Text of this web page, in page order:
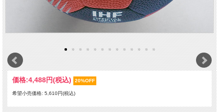
価格:4,488円(税込) 20%OFF
希望小売価格: 5,610円(税込)